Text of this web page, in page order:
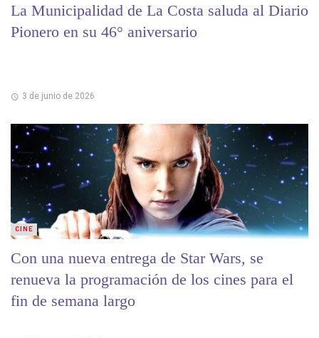
La Municipalidad de La Costa saluda al Diario
Pionero en su 46° aniversario
3 de junio de 2026
Con una nueva entrega de Star Wars, se
renueva la programación de los cines para el
fin de semana largo
CINE